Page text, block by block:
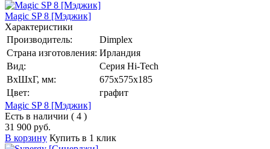
Magic SP 8 [Мэджик]
Характеристики
Производитель:
Dimplex
Страна изготовления: Ирландия
Вид:
Серия Hi-Tech
ВхШхГ, мм:
675х575х185
Цвет:
графит
Magic SP 8 [Мэджик]
Есть в наличии ( 4 )
31 900 руб.
В корзину Купить в 1 клик